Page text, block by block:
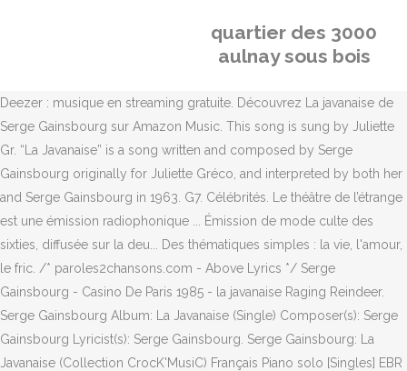
quartier des 3000
aulnay sous bois
Deezer : musique en streaming gratuite. Découvrez La javanaise de
Serge Gainsbourg sur Amazon Music. This song is sung by Juliette
Gr. “La Javanaise” is a song written and composed by Serge
Gainsbourg originally for Juliette Gréco, and interpreted by both her
and Serge Gainsbourg in 1963. G7. Célébrités. Le théâtre de l’étrange
est une émission radiophonique ... Émission de mode culte des
sixties, diffusée sur la deu... Des thématiques simples : la vie, l'amour,
le fric. /* paroles2chansons.com - Above Lyrics */ Serge
Gainsbourg - Casino De Paris 1985 - la javanaise Raging Reindeer.
Serge Gainsbourg Album: La Javanaise (Single) Composer(s): Serge
Gainsbourg Lyricist(s): Serge Gainsbourg. Serge Gainsbourg: La
Javanaise (Collection CrocK'MusiC) Français Piano solo [Singles] EBR